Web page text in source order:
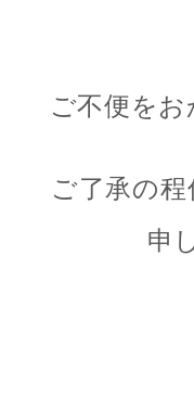
ご不便をお
ご了承の
申